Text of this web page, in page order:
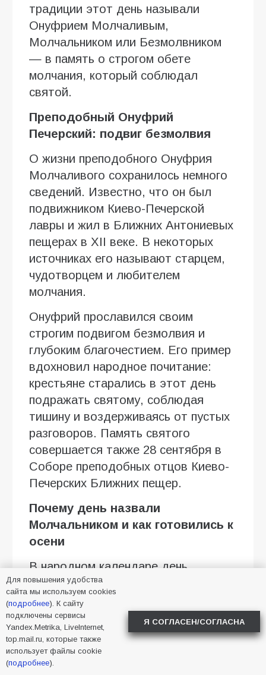
традиции этот день называли
Онуфрием Молчаливым,
Молчальником или Безмолвником
— в память о строгом обете
молчания, который соблюдал
святой.
Преподобный Онуфрий
Печерский: подвиг безмолвия
О жизни преподобного Онуфрия
Молчаливого сохранилось немного
сведений. Известно, что он был
подвижником Киево-Печерской
лавры и жил в Ближних Антониевых
пещерах в XII веке. В некоторых
источниках его называют старцем,
чудотворцем и любителем
молчания.
Онуфрий прославился своим
строгим подвигом безмолвия и
глубоким благочестием. Его пример
вдохновил народное почитание:
крестьяне старались в этот день
подражать святому, соблюдая
тишину и воздерживаясь от пустых
разговоров. Память святого
совершается также 28 сентября в
Соборе преподобных отцов Киево-
Печерских Ближних пещер.
Почему день назвали
Молчальником и как готовились к
осени
В народном календаре день
Онуфрия Молчаливого был связан
не только с церковным почитанием,
но и с аграрными обрядами. К
началу августа крестьяне начинали
готовиться к осени: проверяли
амбары и закрома, чинили полы и
Для повышения удобства
сайта мы используем cookies
(подробнее). К сайту
подключены сервисы
Yandex.Metrika, LiveInternet,
top.mail.ru, которые также
использует файлы cookie
(подробнее).
Я СОГЛАСЕН/СОГЛАСНА